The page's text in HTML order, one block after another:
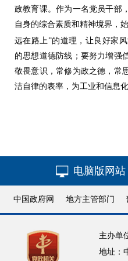
政教育课。作为一名党员干部
自身的综合素质和精神境界，
远在路上”的道理，让良好家
的思想道德防线；要努力增强
敬畏意识，常修为政之德，常
洁自律的表率，为工业和信息
电脑版网站
中国政府网 地方主管部门
主办单
地址：